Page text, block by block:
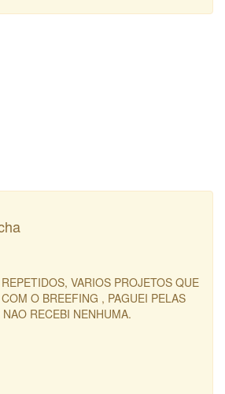
VARIOS PROJETOS QUE
O BREEFING , PAGUEI PELAS
RECEBI NENHUMA.